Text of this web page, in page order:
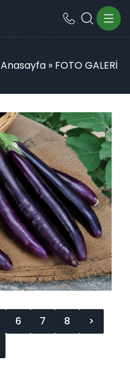
Anasayfa » FOTO GALERİ
6 7 8
>